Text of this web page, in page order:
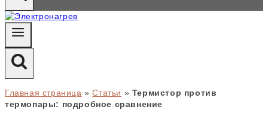
Главная страница »Статьи » Термистор против
термопары: подробное сравнение